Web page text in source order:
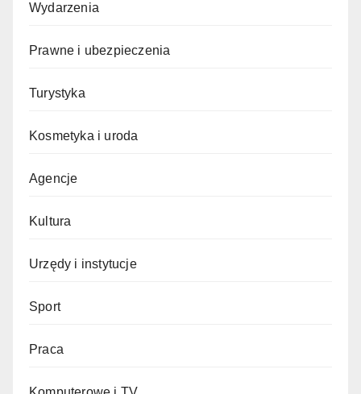
Wydarzenia
Prawne i ubezpieczenia
Turystyka
Kosmetyka i uroda
Agencje
Kultura
Urzędy i instytucje
Sport
Praca